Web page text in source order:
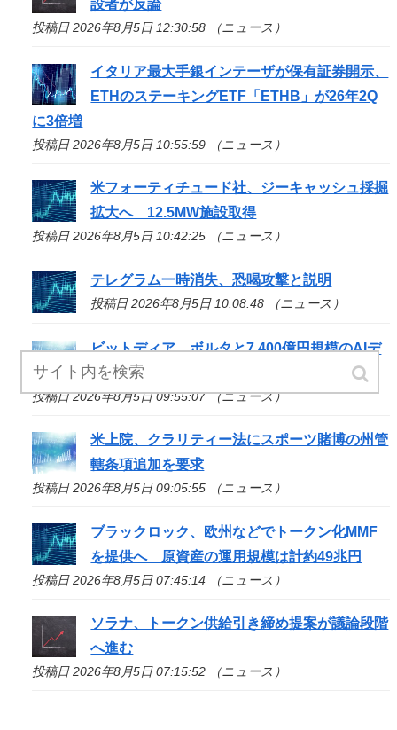
設者が反論
投稿日 2026年8月5日 12:30:58 （ニュース）
イタリア最大手銀インテーザが保有証券開示、
ETHのステーキングETF「ETHB」が26年2Q
に3倍増
投稿日 2026年8月5日 10:55:59 （ニュース）
米フォーティチュード社、ジーキャッシュ採掘
拡大へ 12.5MW施設取得
投稿日 2026年8月5日 10:42:25 （ニュース）
テレグラム一時消失、恐喝攻撃と説明
投稿日 2026年8月5日 10:08:48 （ニュース）
ビットディア、ボルタと7,400億円規模のAIデ
ータセンター契約締結 保有BTCはゼロ維持
投稿日 2026年8月5日 09:55:07 （ニュース）
米上院、クラリティー法にスポーツ賭博の州管
轄条項追加を要求
投稿日 2026年8月5日 09:05:55 （ニュース）
ブラックロック、欧州などでトークン化MMF
を提供へ 原資産の運用規模は計約49兆円
投稿日 2026年8月5日 07:45:14 （ニュース）
ソラナ、トークン供給引き締め提案が議論段階
へ進む
投稿日 2026年8月5日 07:15:52 （ニュース）